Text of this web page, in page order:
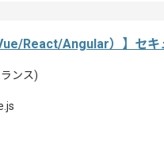
React/Angular）】セ
ンス)